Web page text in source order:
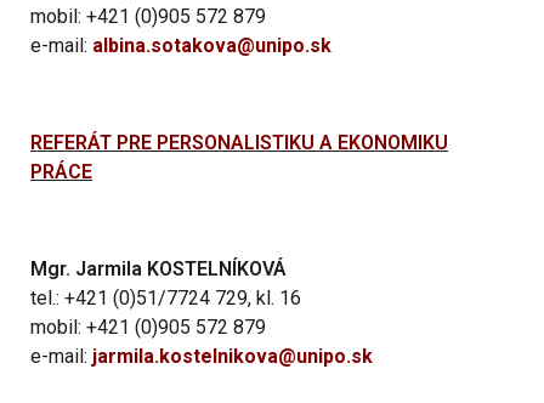
mobil: +421 (0)905 572 879
e-mail: albina.sotakova@unipo.sk
REFERÁT PRE PERSONALISTIKU A EKONOMIKU
PRÁCE
Mgr. Jarmila KOSTELNÍKOVÁ
tel.: +421 (0)51/7724 729, kl. 16
mobil: +421 (0)905 572 879
e-mail: jarmila.kostelnikova@unipo.sk